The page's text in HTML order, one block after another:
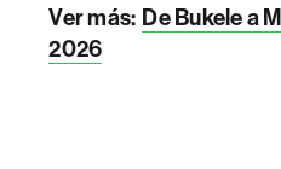
Ver más: De Bukele a
2026